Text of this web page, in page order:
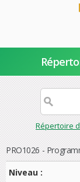
Répertoire
PRO1026 -
Niveau :